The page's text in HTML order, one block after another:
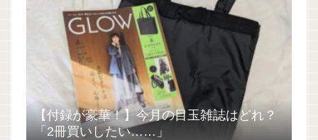
【付録が豪華！】今月の目玉雑誌はどれ？
「2冊買いしたい……」